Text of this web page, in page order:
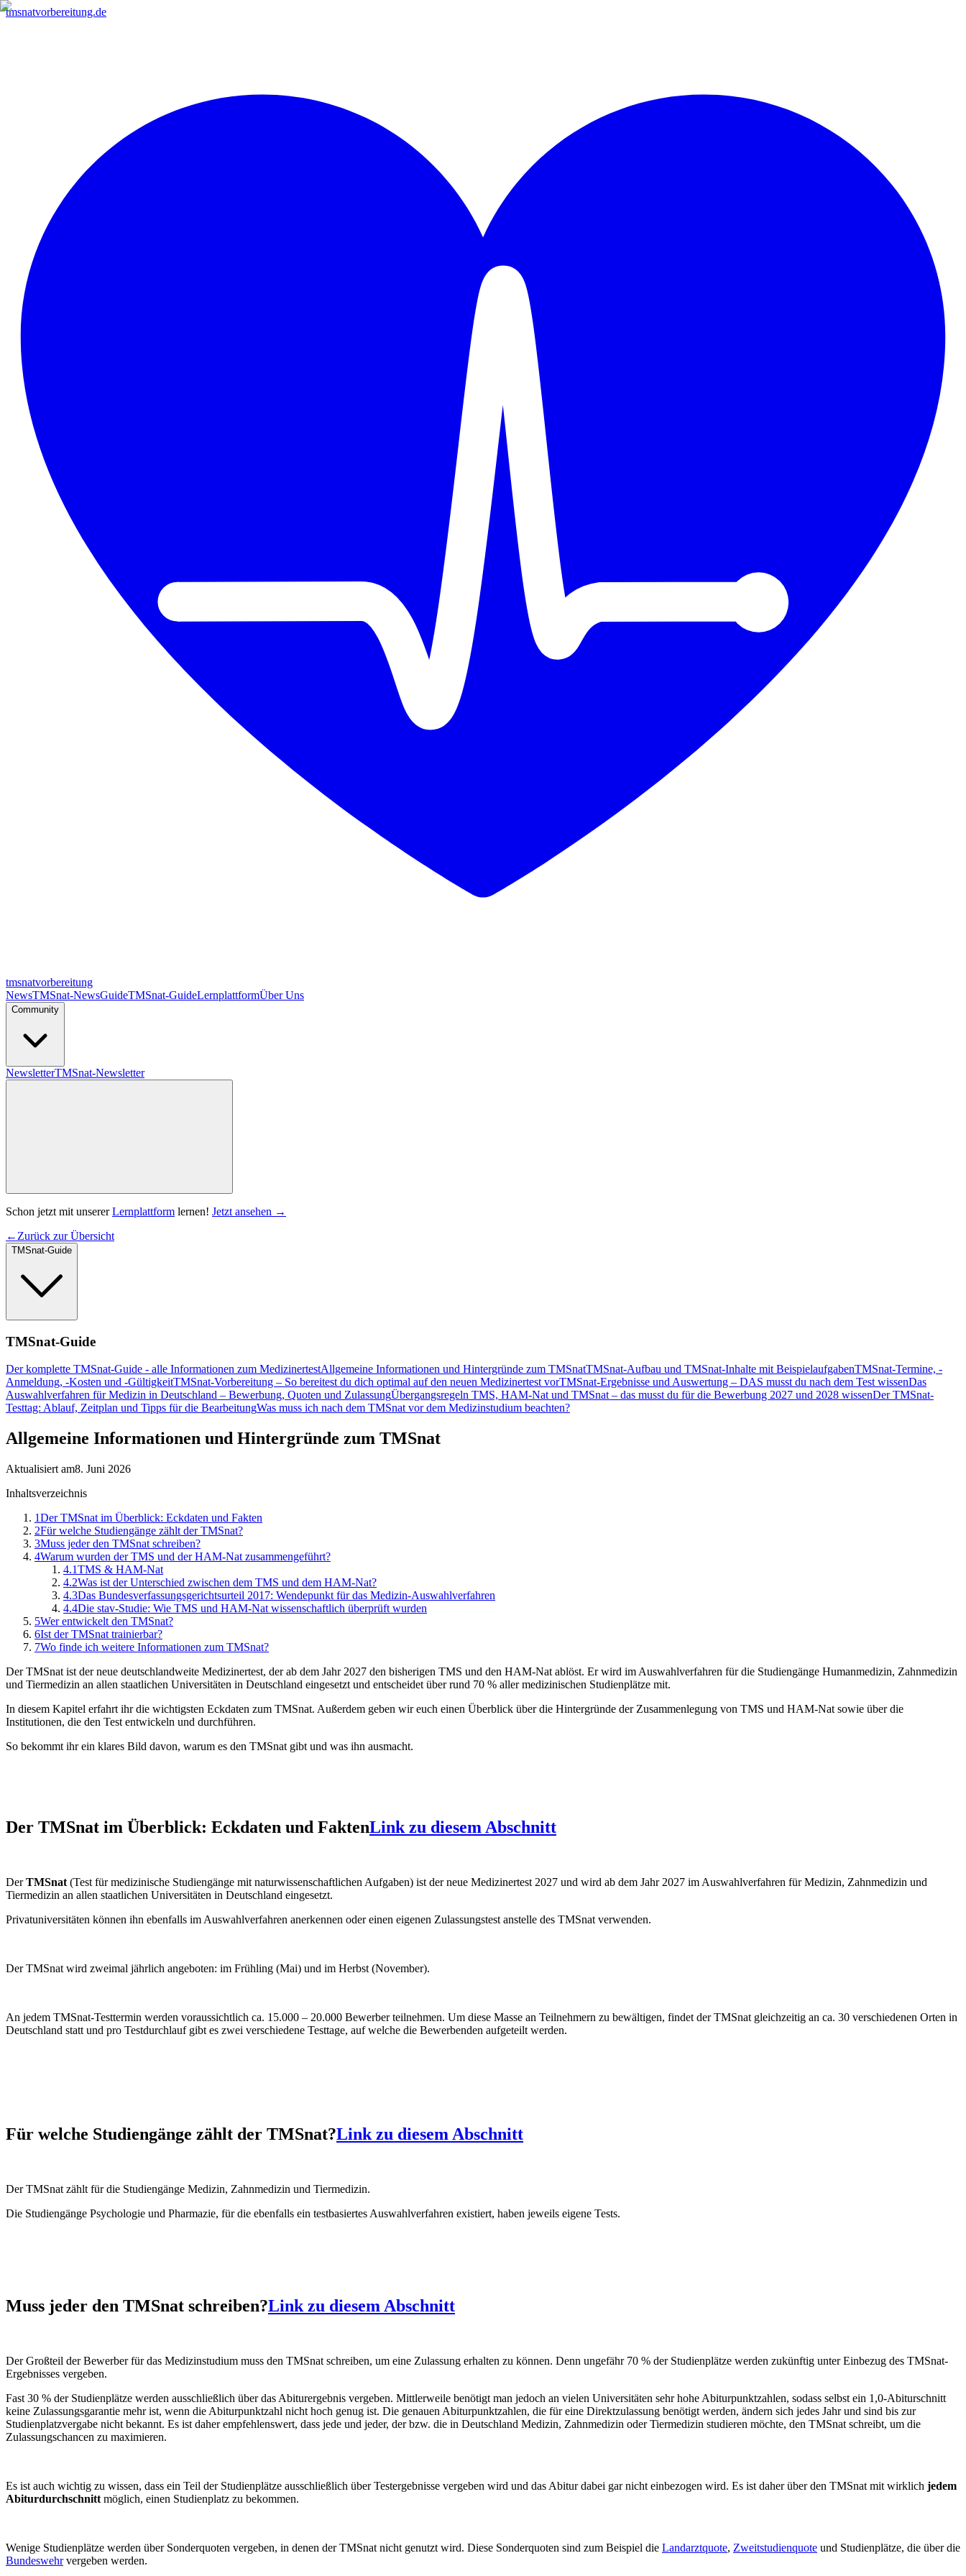
tmsnatvorbereitung.de
tmsnatvorbereitung
NewsTMSnat-NewsGuideTMSnat-GuideLernplattformÜber Uns
Community
NewsletterTMSnat-Newsletter
Schon jetzt mit unserer Lernplattform lernen! Jetzt ansehen →
← Zurück zur Übersicht
TMSnat-Guide
TMSnat-Guide
Der komplette TMSnat-Guide - alle Informationen zum MedizinertestAllgemeine Informationen und Hintergründe zum TMSnatTMSnat-Aufbau und TMSnat-Inhalte mit BeispielaufgabenTMSnat-Termine, -
Anmeldung, -Kosten und -GültigkeitTMSnat-Vorbereitung – So bereitest du dich optimal auf den neuen Medizinertest vorTMSnat-Ergebnisse und Auswertung – DAS musst du nach dem Test wissenDas
Auswahlverfahren für Medizin in Deutschland – Bewerbung, Quoten und ZulassungÜbergangsregeln TMS, HAM-Nat und TMSnat – das musst du für die Bewerbung 2027 und 2028 wissenDer TMSnat-
Testtag: Ablauf, Zeitplan und Tipps für die BearbeitungWas muss ich nach dem TMSnat vor dem Medizinstudium beachten?
Allgemeine Informationen und Hintergründe zum TMSnat
Aktualisiert am8. Juni 2026
Inhaltsverzeichnis
1Der TMSnat im Überblick: Eckdaten und Fakten
2Für welche Studiengänge zählt der TMSnat?
3Muss jeder den TMSnat schreiben?
4Warum wurden der TMS und der HAM-Nat zusammengeführt?
4.1TMS & HAM-Nat
4.2Was ist der Unterschied zwischen dem TMS und dem HAM-Nat?
4.3Das Bundesverfassungsgerichtsurteil 2017: Wendepunkt für das Medizin-Auswahlverfahren
4.4Die stav-Studie: Wie TMS und HAM-Nat wissenschaftlich überprüft wurden
5Wer entwickelt den TMSnat?
6Ist der TMSnat trainierbar?
7Wo finde ich weitere Informationen zum TMSnat?
Der TMSnat ist der neue deutschlandweite Medizinertest, der ab dem Jahr 2027 den bisherigen TMS und den HAM-Nat ablöst. Er wird im Auswahlverfahren für die Studiengänge Humanmedizin, Zahnmedizin
und Tiermedizin an allen staatlichen Universitäten in Deutschland eingesetzt und entscheidet über rund 70 % aller medizinischen Studienplätze mit.
In diesem Kapitel erfahrt ihr die wichtigsten Eckdaten zum TMSnat. Außerdem geben wir euch einen Überblick über die Hintergründe der Zusammenlegung von TMS und HAM-Nat sowie über die
Institutionen, die den Test entwickeln und durchführen.
So bekommt ihr ein klares Bild davon, warum es den TMSnat gibt und was ihn ausmacht.
Der TMSnat im Überblick: Eckdaten und FaktenLink zu diesem Abschnitt
DerTMSnat (Test für medizinische Studiengänge mit naturwissenschaftlichen Aufgaben) ist der neue Medizinertest 2027 und wird ab dem Jahr 2027 im Auswahlverfahren für Medizin, Zahnmedizin und
Tiermedizin an allen staatlichen Universitäten in Deutschland eingesetzt.
Privatuniversitäten können ihn ebenfalls im Auswahlverfahren anerkennen oder einen eigenen Zulassungstest anstelle des TMSnat verwenden.
Der TMSnat wird zweimal jährlich angeboten: im Frühling (Mai) und im Herbst (November).
An jedem TMSnat-Testtermin werden voraussichtlich ca. 15.000 – 20.000 Bewerber teilnehmen. Um diese Masse an Teilnehmern zu bewältigen, findet der TMSnat gleichzeitig an ca. 30 verschiedenen Orten in
Deutschland statt und pro Testdurchlauf gibt es zwei verschiedene Testtage, auf welche die Bewerbenden aufgeteilt werden.
Für welche Studiengänge zählt der TMSnat?Link zu diesem Abschnitt
Der TMSnat zählt für die Studiengänge Medizin, Zahnmedizin und Tiermedizin.
Die Studiengänge Psychologie und Pharmazie, für die ebenfalls ein testbasiertes Auswahlverfahren existiert, haben jeweils eigene Tests.
Muss jeder den TMSnat schreiben?Link zu diesem Abschnitt
Der Großteil der Bewerber für das Medizinstudium muss den TMSnat schreiben, um eine Zulassung erhalten zu können. Denn ungefähr 70 % der Studienplätze werden zukünftig unter Einbezug des TMSnat-
Ergebnisses vergeben.
Fast 30 % der Studienplätze werden ausschließlich über das Abiturergebnis vergeben. Mittlerweile benötigt man jedoch an vielen Universitäten sehr hohe Abiturpunktzahlen, sodass selbst ein 1,0-Abiturschnitt
keine Zulassungsgarantie mehr ist, wenn die Abiturpunktzahl nicht hoch genug ist. Die genauen Abiturpunktzahlen, die für eine Direktzulassung benötigt werden, ändern sich jedes Jahr und sind bis zur
Studienplatzvergabe nicht bekannt. Es ist daher empfehlenswert, dass jede und jeder, der bzw. die in Deutschland Medizin, Zahnmedizin oder Tiermedizin studieren möchte, den TMSnat schreibt, um die
Zulassungschancen zu maximieren.
Es ist auch wichtig zu wissen, dass ein Teil der Studienplätze ausschließlich über Testergebnisse vergeben wird und das Abitur dabei gar nicht einbezogen wird. Es ist daher über den TMSnat mit wirklich jedem
Abiturdurchschnitt möglich, einen Studienplatz zu bekommen.
Wenige Studienplätze werden über Sonderquoten vergeben, in denen der TMSnat nicht genutzt wird. Diese Sonderquoten sind zum Beispiel die Landarztquote, Zweitstudienquote und Studienplätze, die über die
Bundeswehrvergeben werden.